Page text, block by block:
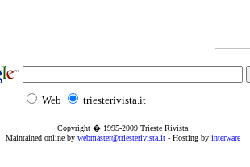
Web triesterivista.it
Copyright � 1995-2009 Trieste Rivista
Maintained online by webmaster@triesterivista.it- Hosting by interware